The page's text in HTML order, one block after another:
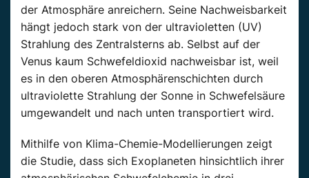
der Atmosphäre anreichern. Seine Nachweisbarkeit
hängt jedoch stark von der ultravioletten (UV)
Strahlung des Zentralsterns ab. Selbst auf der
Venus kaum Schwefeldioxid nachweisbar ist, weil
es in den oberen Atmosphärenschichten durch
ultraviolette Strahlung der Sonne in Schwefelsäure
umgewandelt und nach unten transportiert wird.
Mithilfe von Klima-Chemie-Modellierungen zeigt
die Studie, dass sich Exoplaneten hinsichtlich ihrer